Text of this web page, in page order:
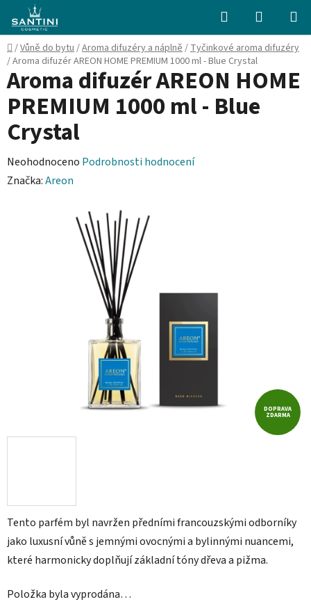
obsah
Hledat
KOŠÍK
Domů
/Vůně do bytu/Aroma difuzéry a náplně/Tyčinkové aroma difuzéry
/Aroma difuzér AREON HOME PREMIUM 1000 ml - Blue Crystal
Tento parfém byl navržen předními francouzskými odborníky
jako luxusní vůně s jemnými ovocnými a bylinnými nuancemi,
které harmonicky doplňují základní tóny dřeva a pižma.
Položka byla vyprodána…
Aroma difuzér AREON HOME
PREMIUM 1000 ml - Blue
Crystal
Průměrné
hodnocení
Neohodnoceno Podrobnosti hodnocení
Značka:Areon
DOPRAVA
ZDARMA